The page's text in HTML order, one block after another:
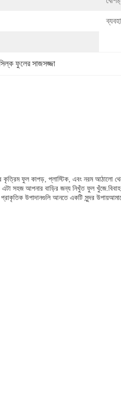
ফুলের সাজসজ্জা
ফুল কাপড়, প্লাস্টিক, এবং নরম আঠালো
সহজ আপনার বাড়ির জন্য নিখুঁত ফুল খুঁজে.বিবাহ
উপাদানগুলি আনতে একটি সুন্দর